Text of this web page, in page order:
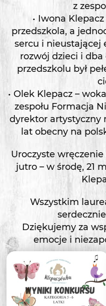
z
• Iwona
przedszkola, a
sercu i nieustającej
rozwój dzieci i
przedszkolu był
• Olek Klepacz –
zespołu Formacja
dyrektor artystyczny
lat obecny na
Uroczyste
jutro – w środę, 21
Wszystkim
Dziękujemy za
emocje i